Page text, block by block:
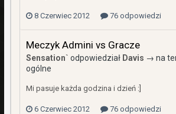
8 Czerwiec 2012 76 odpowiedzi
Meczyk Admini vs Gracze
Sensation` odpowiedział Davis → na
ogólne
Mi pasuje każda godzina i dzień :]
6 Czerwiec 2012 76 odpowiedzi